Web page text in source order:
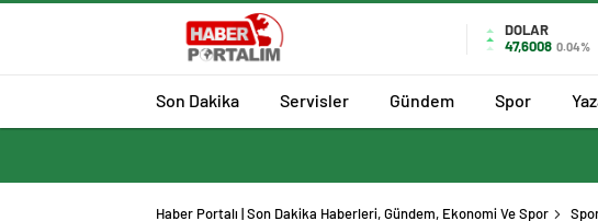
DOLAR
47,6008 0.04%
Son Dakika Servisler Gündem Spor
Haber Portalı | Son Dakika Haberleri, Gündem, Ekonomi Ve Spor